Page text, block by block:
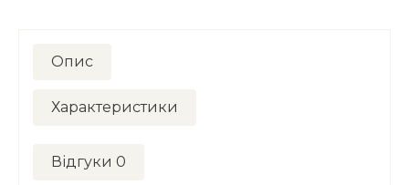
Опис
Характеристики
Відгуки 0